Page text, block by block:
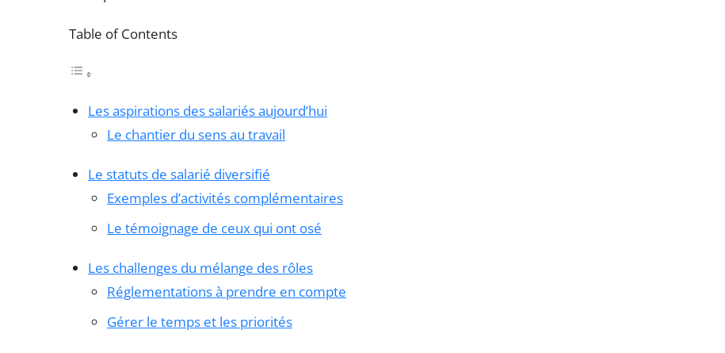
Table of Contents
Les aspirations des salariés aujourd’hui
Le chantier du sens au travail
Le statuts de salarié diversifié
Exemples d’activités complémentaires
Le témoignage de ceux qui ont osé
Les challenges du mélange des rôles
Réglementations à prendre en compte
Gérer le temps et les priorités